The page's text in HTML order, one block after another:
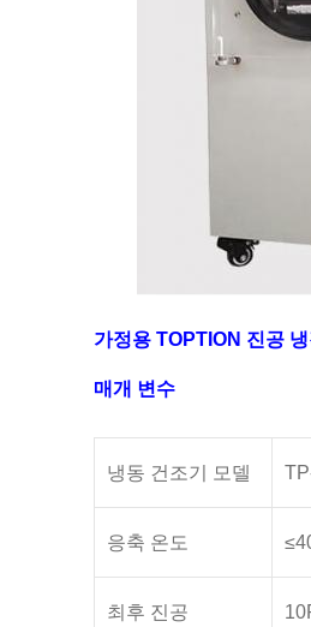
가정용 TOPTION 진공
매개 변수
냉동 건조기 모델
응축 온도
최후 진공